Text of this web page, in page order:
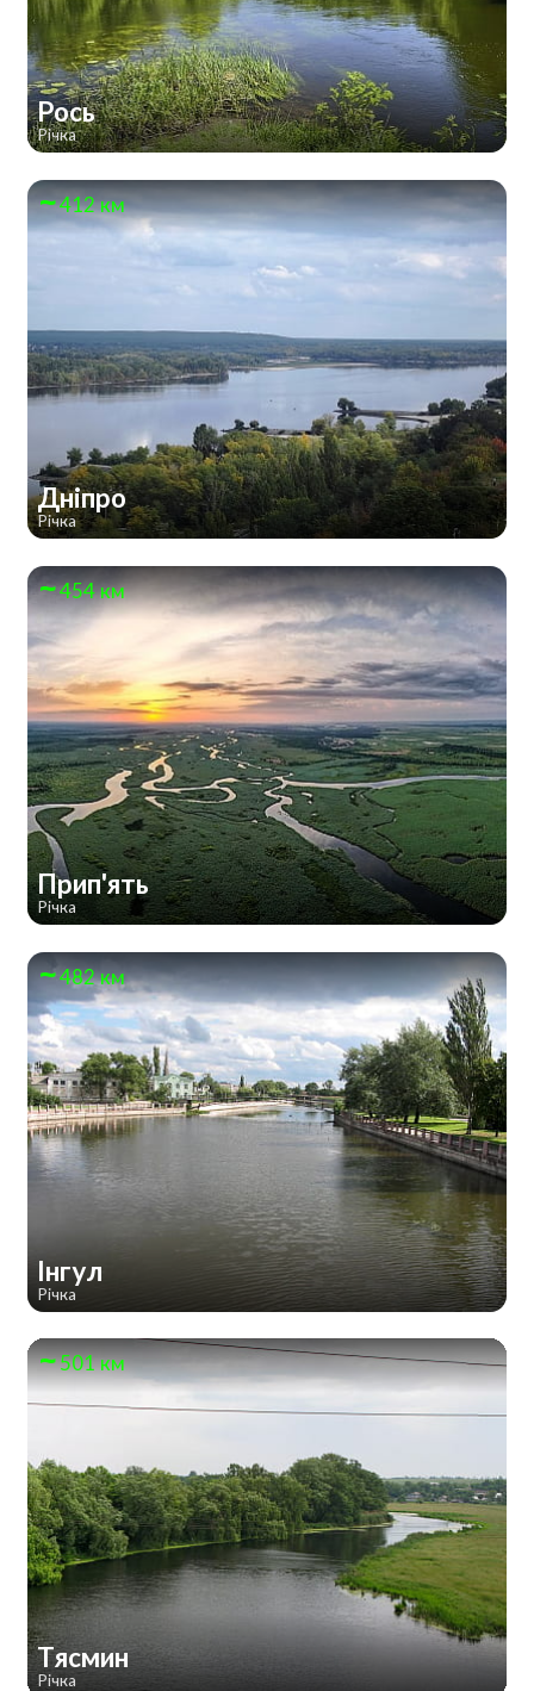
Рось
Річка
412 км
Дніпро
Річка
454 км
Прип'ять
Річка
482 км
Інгул
Річка
501 км
Тясмин
Річка